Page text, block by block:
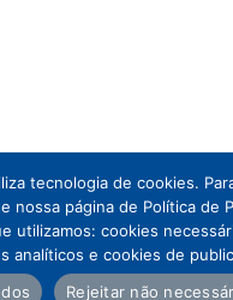
tecnologia de cookies.
nossa página de Política de
utilizamos: cookies
analíticos e cookies de
Rejeitar não